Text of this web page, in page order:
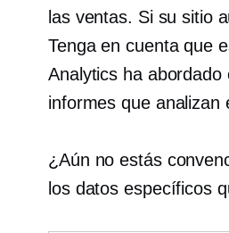
las ventas. Si su sitio
Tenga en cuenta que
Analytics ha
informes que analizan
¿Aún no estás
los datos específicos